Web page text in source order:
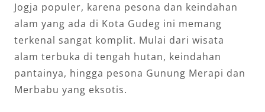
Jogja populer, karena pesona dan keindahan
alam yang ada di Kota Gudeg ini memang
terkenal sangat komplit. Mulai dari wisata
alam terbuka di tengah hutan, keindahan
pantainya, hingga pesona Gunung Merapi dan
Merbabu yang eksotis.